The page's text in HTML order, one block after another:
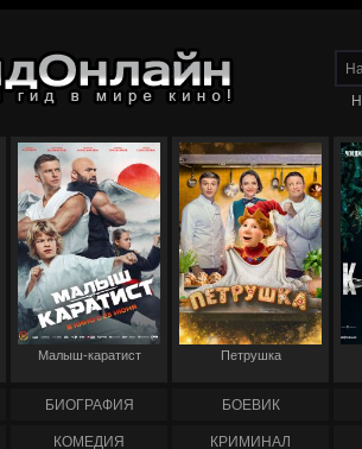
Малыш-каратист Петрушка
БИОГРАФИЯ БОЕВИК
КОМЕДИЯ КРИМИНАЛ